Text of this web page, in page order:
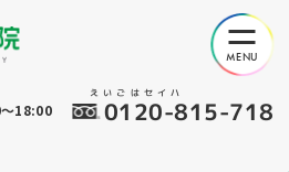
えいごはセイハ
0120-815-718
～18:00